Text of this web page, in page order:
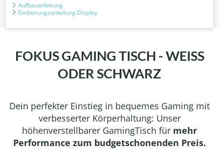
Aufbauanleitung
Bedienungsanleitung Display
FOKUS GAMING TISCH - WEISS
ODER SCHWARZ
Dein perfekter Einstieg in bequemes Gaming mit
verbesserter Körperhaltung: Unser
höhenverstellbarer GamingTisch für mehr
Performance zum budgetschonenden Preis.